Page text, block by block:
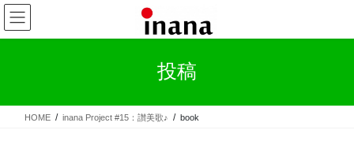
コ
ン
テ
ス
ナ
ビ
ゲ
ン
投稿
HOME inana Project #15：讃美歌♪ book